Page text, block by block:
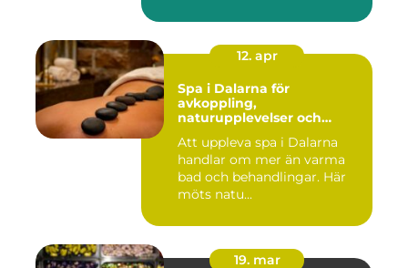
12. apr
Spa i Dalarna för
avkoppling,
naturupplevelser och
Att uppleva spa i Dalarna
handlar om mer än varma
bad och behandlingar. Här
möts natu...
19. mar